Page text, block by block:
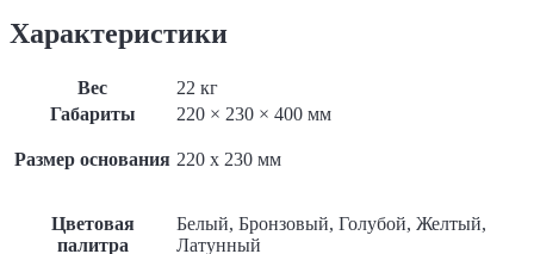
Характеристики
Вес
22 кг
Габариты
220 × 230 × 400 мм
Размер основания 220 x 230 мм
Цветовая
палитра
Белый, Бронзовый, Голубой, Желтый,
Латунный